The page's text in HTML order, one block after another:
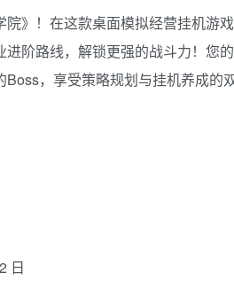
》！在这款桌面模拟经营挂机游
阶路线，解锁更强的战斗力！您
，享受策略规划与挂机养成的双
日